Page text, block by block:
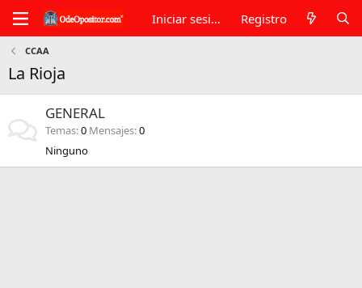
Iniciar sesión Registro
CCAA
La Rioja
GENERAL
Temas 0 Mensajes 0
Ninguno